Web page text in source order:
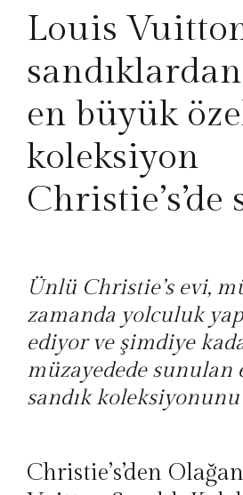
Louis
en büyük
koleksiyon
Christie’s’de
Ünlü Christie’s evi,
zamanda yolculuk
ediyor ve şimdiye
müzayedede sunulan
sandık
Christie’s’den